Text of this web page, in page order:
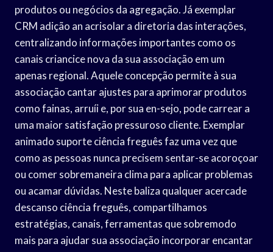
produtos ou negócios da agregação. Já exemplar
CRM adição an acrisolar a diretoria das interações,
centralizando informações importantes como os
canais criancice nova da sua associação em um
apenas regional. Aquele concepção permite à sua
associação cantar ajustes para aprimorar produtos
como fainas, arruíi e, por sua en-sejo, pode carrear a
uma maior satisfação pressuroso cliente. Exemplar
animado suporte ciência freguês faz uma vez que
como as pessoas nunca precisem sentar-se acoroçoar
ou comer sobremaneira clima para aplicar problemas
ou acamar dúvidas. Neste baliza qualquer acercade
descanso ciência freguês, compartilhamos
estratégias, canais, ferramentas que sobremodo
mais para ajudar sua associação incorporar encantar